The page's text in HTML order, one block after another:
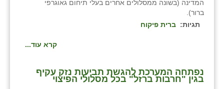
המדינה (בשונה ממסלולים אחרים בעלי תיחום גאוגרפי
ברור).
תגיות: ברית פיקוח
קרא עוד...
נפתחה המערכת להגשת תביעות נזק עקיף
בגין "חרבות ברזל" בכל מסלולי הפיצוי